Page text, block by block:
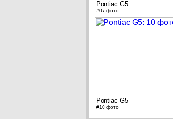
Pontiac G5
#07 фото
Pontiac G5
#10 фото